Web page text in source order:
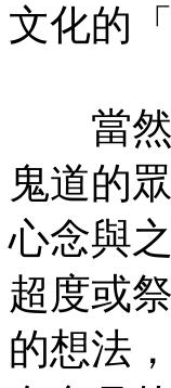
文化的
當然
鬼道的
心念與
超度或
的想法